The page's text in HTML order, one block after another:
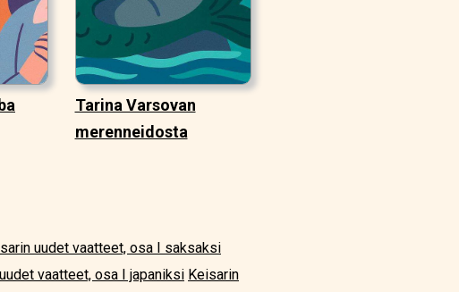
Tarina Varsovan
merenneidosta
uudet vaatteet, osa I saksaksi
vaatteet, osa I japaniksi Keisarin